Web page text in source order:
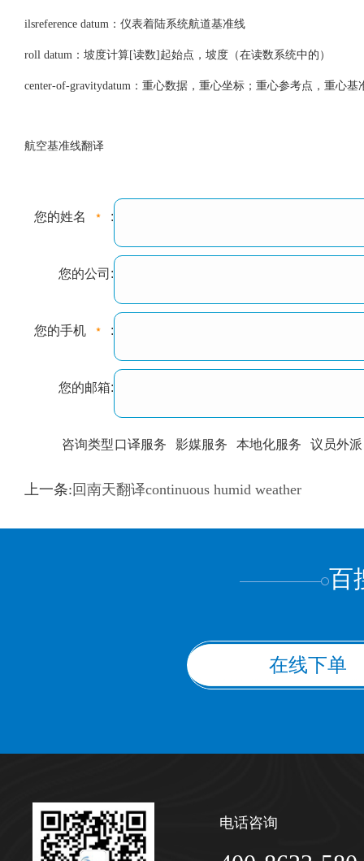
ilsreference datum：仪表着陆系统航道基准线
roll datum：坡度计算[读数]起始点，坡度（在读数系统中的）
center-of-gravitydatum：重心数据，重心坐标；重心参考点，重心基
航空基准线翻译
您的姓名 :
您的公司:
您的手机 :
您的邮箱:
咨询类型口译服务 影媒服务 本地化服务 议员外派
训翻译 标准级 专业级 出版级
上一条: 回南天翻译continuous humid weather
百
在线下单
电话咨询